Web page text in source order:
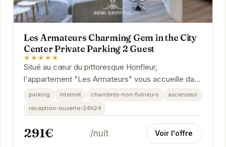
Les Armateurs Charming Gem in the City
Center Private Parking 2 Guest
★★★★★
Situé au cœur du pittoresque Honfleur,
l'appartement "Les Armateurs" vous accueille dans
un cadre élégant et confortable. Idéal pour un
parking internet chambres-non-fumeurs
ascenseur
reception-ouverte-24h24
291€ /nuit Voir l'offre